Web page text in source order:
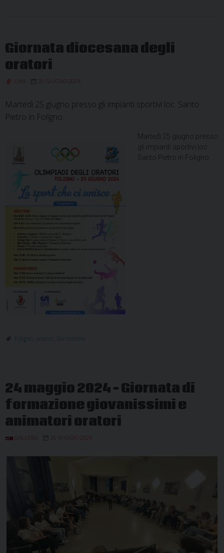
Giornata diocesana degli
oratori
LINK 20 GIUGNO 2024
Martedì 25 giugno presso gli impianti sportivi loc. Santo
Pietro in Foligno.
Martedì 25 giugno presso
gli impianti sportivi loc.
Santo Pietro in Foligno.
Foligno oratori Sorrentino
24 maggio 2024 – Giornata di
formazione giovanissimi e
animatori oratori
GALLERIA 26 MAGGIO 2024